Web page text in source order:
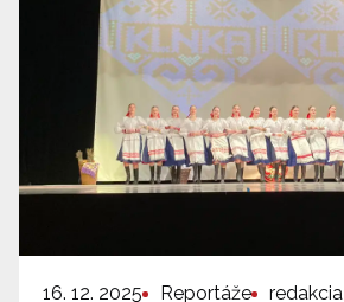
16. 12. 2025 Reportáže redakcia